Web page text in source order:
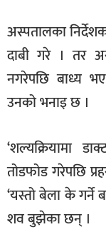
अस्पतालका
दाबी गरे । तर
नगरेपछि बाध्य
उनको भनाइ छ ।
‘शल्यक्रियामा
तोडफोड गरेपछि
‘यस्तो बेला के गर्ने
शव बुझेका छन् ।